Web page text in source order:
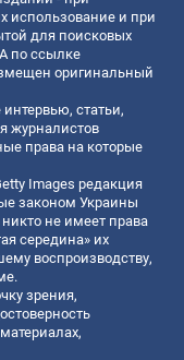
использование и при
для поисковых
по ссылке
оригинальный
статьи,
журналистов
права на которые
Images редакция
законом Украины
не имеет права
середина» их
воспроизводству,
зрения,